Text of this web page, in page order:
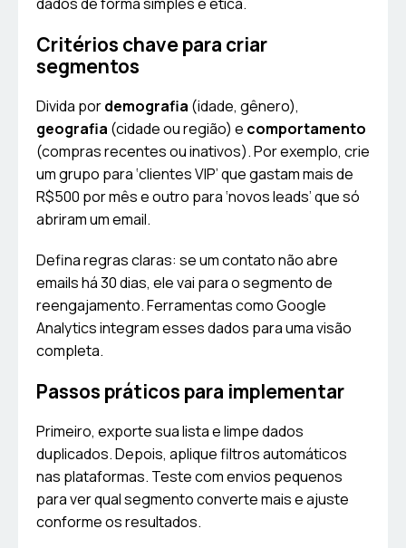
Critérios chave para criar
segmentos
Divida pordemografia (idade, gênero),
geografia (cidade ou região) e comportamento
(compras recentes ou inativos). Por exemplo, crie
um grupo para ‘clientes VIP’ que gastam mais de
R$500 por mês e outro para ‘novos leads’ que só
abriram um email.
Defina regras claras: se um contato não abre
emails há 30 dias, ele vai para o segmento de
reengajamento. Ferramentas como Google
Analytics integram esses dados para uma visão
completa.
Passos práticos para implementar
Primeiro, exporte sua lista e limpe dados
duplicados. Depois, aplique filtros automáticos
nas plataformas. Teste com envios pequenos
para ver qual segmento converte mais e ajuste
conforme os resultados.